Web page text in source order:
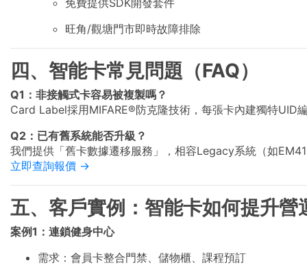
免費提供SDK開發套件
旺角/觀塘門市即時故障排除
四、智能卡常見問題（FAQ）
Q1：非接觸式卡容易被複製嗎？
Card Label採用MIFARE®防克隆技術，每張卡內建獨特UID
Q2：已有舊系統能否升級？
我們提供「舊卡數據遷移服務」，相容Legacy系統（如
立即查詢報價 →
五、客戶實例：智能卡如何提升營
案例1：連鎖健身中心
需求：會員卡整合門禁、儲物櫃、課程預訂